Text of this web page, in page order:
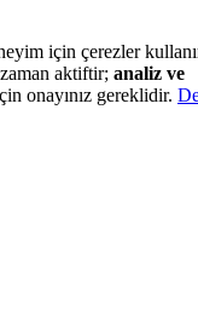
için çerezler
aktiftir; analiz ve
onayınız gereklidir.